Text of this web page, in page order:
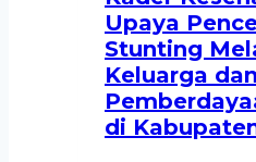
Upaya
Stunting
Keluarga dan
di